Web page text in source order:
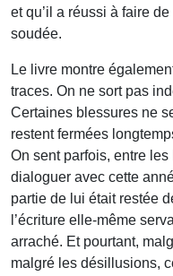
et qu’il a réussi à faire
soudée.
Le livre montre
traces. On ne sort pas
Certaines blessures ne
restent fermées
On sent parfois, entre
dialoguer avec cette
partie de lui était restée
l’écriture elle-même
arraché. Et pourtant,
malgré les désillusions,